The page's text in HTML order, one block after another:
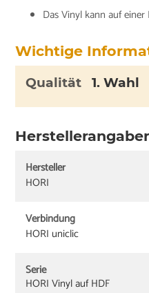
Das Vinyl kann auf
Wichtige
Qualität 1. Wahl
Hersteller
HORI
Verbindung
HORI uniclic
Serie
HORI Vinyl auf HDF